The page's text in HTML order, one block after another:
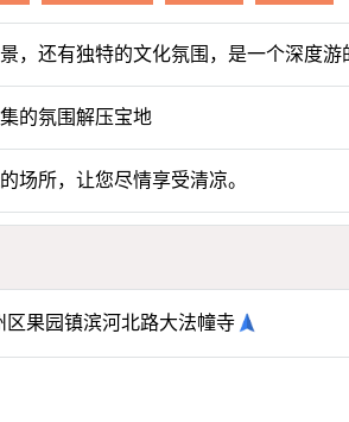
，还有独特的文化氛围，是一个深度游
的氛围解压宝地
场所，让您尽情享受清凉。
区果园镇滨河北路大法幢寺